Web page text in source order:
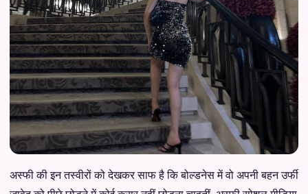
अस्फी की इन तस्वीरों को देखकर साफ है कि बोल्डनेस में वो अपनी बहन उर्फी